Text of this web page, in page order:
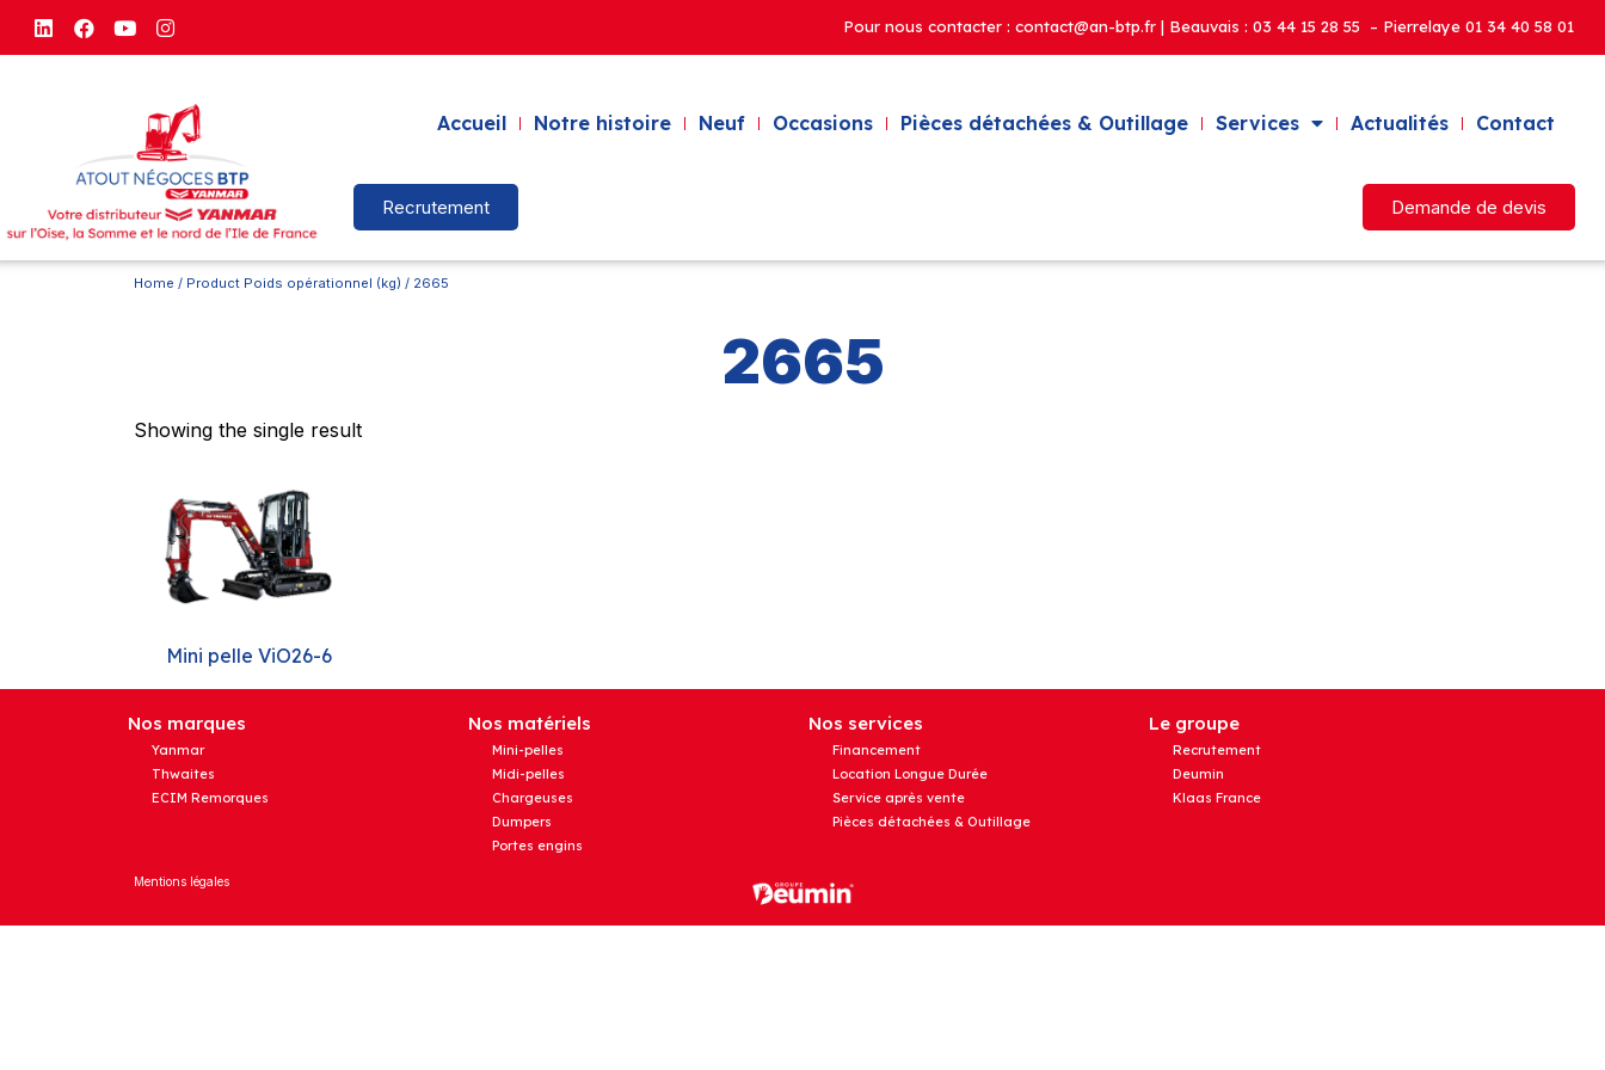
Pour nous contacter : contact@an-btp.fr | Beauvais : 03 44 15 28 55 – Pierrelaye 01 34 40 58 01
Accueil Notre histoire Neuf Occasions Pièces détachées & Outillage Services Actualités Contact
Recrutement Demande de devis
Home / Product Poids opérationnel (kg) / 2665
2665
Showing the single result
Mini pelle ViO26-6
Nos marques
Yanmar
Thwaites
ECIM Remorques
Nos matériels
Mini-pelles
Midi-pelles
Chargeuses
Dumpers
Portes engins
Nos services
Financement
Location Longue Durée
Service après vente
Pièces détachées & Outillage
Le groupe
Recrutement
Deumin
Klaas France
Mentions légales